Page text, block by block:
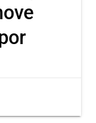
no
Remédios